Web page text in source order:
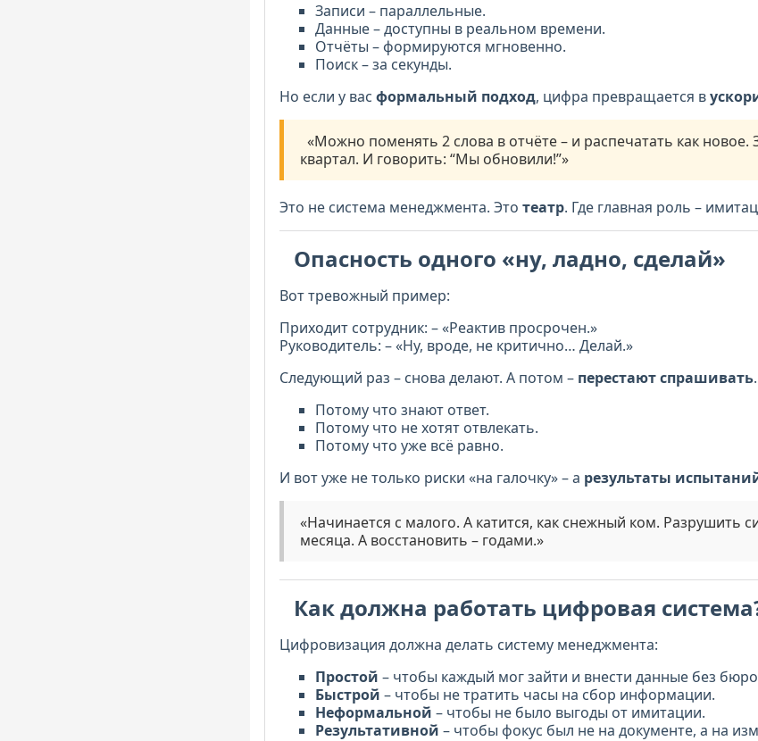
Записи – параллельные.
Данные – доступны в реальном времени.
Отчёты – формируются мгновенно.
Поиск – за секунды.
Но если у вас формальный подход, цифра превращается в
«Можно поменять 2 слова в отчёте – и распечатать как новое.
квартал. И говорить: “Мы обновили!”»
Это не система менеджмента. Это театр. Где главная роль –
Опасность одного «ну, ладно, сделай»
Вот тревожный пример:
Приходит сотрудник: – «Реактив просрочен.»
Руководитель: – «Ну, вроде, не критично… Делай.»
Следующий раз – снова делают. А потом – перестают спрашивать.
Потому что знают ответ.
Потому что не хотят отвлекать.
Потому что уже всё равно.
И вот уже не только риски «на галочку» – а результаты
«Начинается с малого. А катится, как снежный ком. Разрушить
месяца. А восстановить – годами.»
Как должна работать цифровая
Цифровизация должна делать систему менеджмента:
Простой – чтобы каждый мог зайти и внести данные без
Быстрой – чтобы не тратить часы на сбор информации.
Неформальной – чтобы не было выгоды от имитации.
Результативной – чтобы фокус был не на документе, а на